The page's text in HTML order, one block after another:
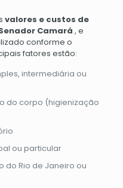
valores e custos de
Camará , e
conforme o
fatores estão:
intermediária ou
do corpo (higienização
ou particular
do Rio de Janeiro ou